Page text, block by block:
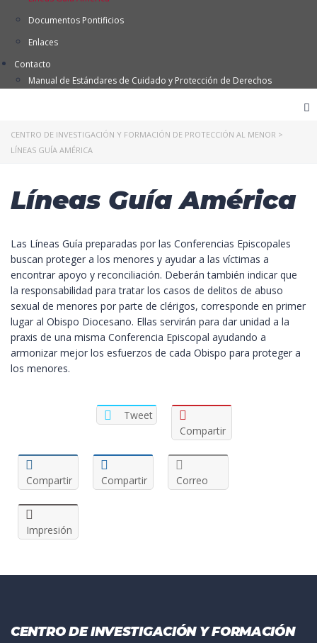
Documentos Pontificios
Enlaces
Contacto
Manual de Estándares de Cuidado y Protección de Derechos
CENTRO DE INVESTIGACIÓN Y FORMACIÓN DE PROTECCIÓN AL MENOR >
LÍNEAS GUÍA AMÉRICA
Líneas Guía América
Las Líneas Guía preparadas por las Conferencias Episcopales
buscan proteger a los menores y ayudar a las víctimas a
encontrar apoyo y reconciliación. Deberán también indicar que
la responsabilidad para tratar los casos de delitos de abuso
sexual de menores por parte de clérigos, corresponde en primer
lugar al Obispo Diocesano. Ellas servirán para dar unidad a la
praxis de una misma Conferencia Episcopal ayudando a
armonizar mejor los esfuerzos de cada Obispo para proteger a
los menores.
Tweet
Compartir
Compartir Compartir Correo
Impresión
CENTRO DE INVESTIGACIÓN Y FORMACIÓN